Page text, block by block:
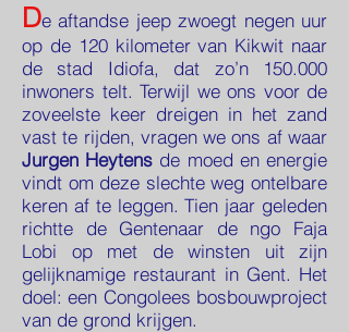
De aftandse jeep zwoegt negen uur
op de 120 kilometer van Kikwit naar
de stad Idiofa, dat zo’n 150.000
inwoners telt. Terwijl we ons voor de
zoveelste keer dreigen in het zand
vast te rijden, vragen we ons af waar
Jurgen Heytens de moed en energie
vindt om deze slechte weg ontelbare
keren af te leggen. Tien jaar geleden
richtte de Gentenaar de ngo Faja
Lobi op met de winsten uit zijn
gelijknamige restaurant in Gent. Het
doel: een Congolees bosbouwproject
van de grond krijgen.